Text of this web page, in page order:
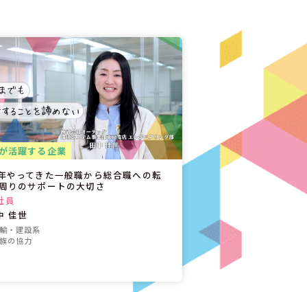
活躍する企業
やってきた一般職から総合職への転
りのサポートの大切さ
員
佳世
・建設系
の協力